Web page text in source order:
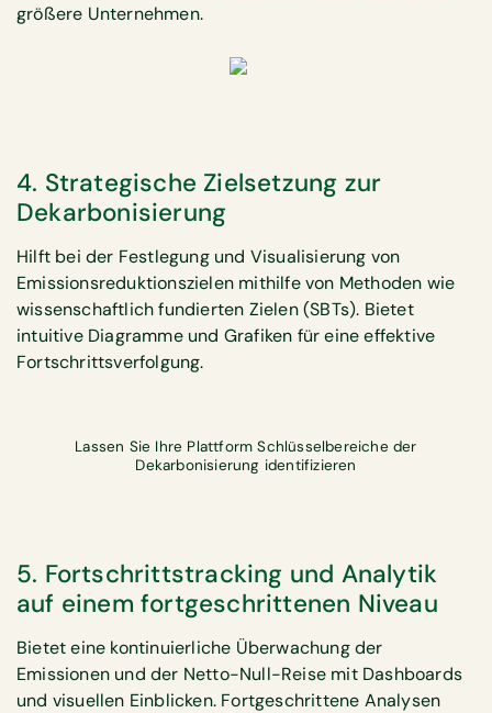
größere Unternehmen.
4. Strategische Zielsetzung zur
Dekarbonisierung
Hilft bei der Festlegung und Visualisierung von
Emissionsreduktionszielen mithilfe von Methoden wie
wissenschaftlich fundierten Zielen (SBTs). Bietet
intuitive Diagramme und Grafiken für eine effektive
Fortschrittsverfolgung.
Lassen Sie Ihre Plattform Schlüsselbereiche der
Dekarbonisierung identifizieren
5. Fortschrittstracking und Analytik
auf einem fortgeschrittenen Niveau
Bietet eine kontinuierliche Überwachung der
Emissionen und der Netto-Null-Reise mit Dashboards
und visuellen Einblicken. Fortgeschrittene Analysen